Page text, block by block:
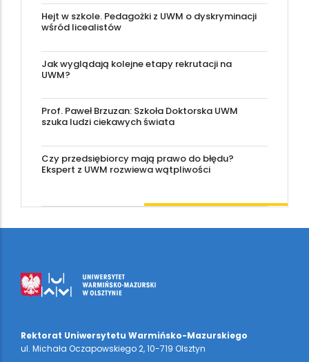
Hejt w szkole. Pedagożki z UWM o dyskryminacji
wśród licealistów
Jak wyglądają kolejne etapy rekrutacji na
UWM?
Prof. Paweł Brzuzan: Szkoła Doktorska UWM
szuka ludzi ciekawych świata
Czy przedsiębiorcy mają prawo do błędu?
Ekspert z UWM rozwiewa wątpliwości
Rektorat Uniwersytetu Warmińsko-Mazurskiego
ul. Michała Oczapowskiego 2, 10-719 Olsztyn